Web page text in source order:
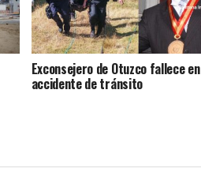
Exconsejero de Otuzco fallece en
accidente de tránsito